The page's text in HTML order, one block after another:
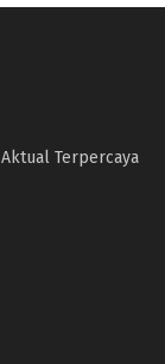
Terpercaya